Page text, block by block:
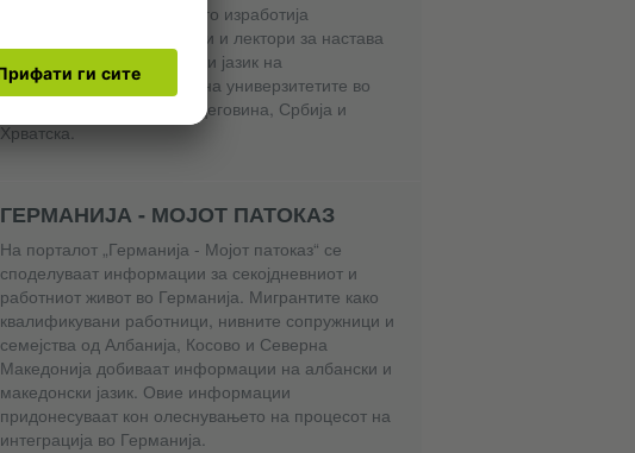
Овој рамковен курикулум го изработија
универзитетски професори и лектори за настава
по германски како странски јазик на
нефилолошки факултети на универзитетите во
Македонија, Босна и Херцеговина, Србија и
Хрватска.
ГЕРМАНИЈА - МОЈОТ ПАТОКАЗ
На порталот „Германија - Мојот патоказ“ се
споделуваат информации за секојдневниот и
работниот живот во Германија. Мигрантите како
квалификувани работници, нивните сопружници и
семејства од Албанија, Косово и Северна
Македонија добиваат информации на албански и
македонски јазик. Овие информации
придонесуваат кон олеснувањето на процесот на
интеграција во Германија.